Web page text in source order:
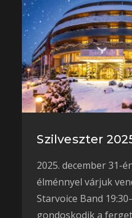
Szilveszter
2025. december 31-
élménnyel várjuk
Starvoice Band
gondoskodik a